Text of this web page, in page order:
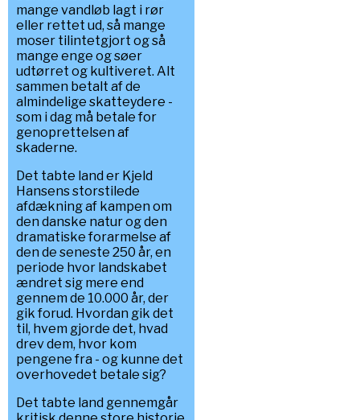
mange vandløb lagt i rør
eller rettet ud, så mange
moser tilintetgjort og så
mange enge og søer
udtørret og kultiveret. Alt
sammen betalt af de
almindelige skatteydere -
som i dag må betale for
genoprettelsen af
skaderne.
Det tabte land er Kjeld
Hansens storstilede
afdækning af kampen om
den danske natur og den
dramatiske forarmelse af
den de seneste 250 år, en
periode hvor landskabet
ændret sig mere end
gennem de 10.000 år, der
gik forud. Hvordan gik det
til, hvem gjorde det, hvad
drev dem, hvor kom
pengene fra - og kunne det
overhovedet betale sig?
Det tabte land gennemgår